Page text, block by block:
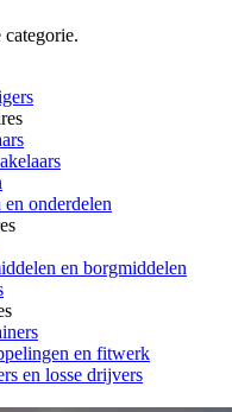
onderdelen
en borgmiddelen
en fitwerk
en losse drijvers